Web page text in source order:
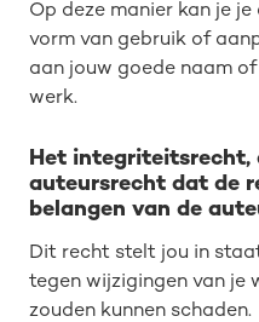
Op deze manier kan je
vorm van gebruik of
aan jouw goede naam
werk.
Het integriteitsrecht,
auteursrecht dat de
belangen van de
Dit recht stelt jou in
tegen wijzigingen van je
zouden kunnen schaden.